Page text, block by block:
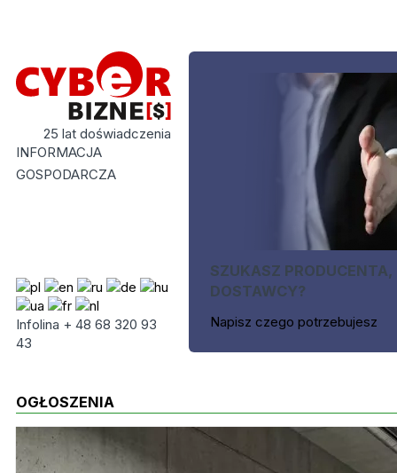
25 lat doświadczenia
INFORMACJA
GOSPODARCZA
Infolina + 48 68 320 93
43
SZUKASZ PRODUCENTA,
DOSTAWCY?
Napisz czego potrzebujesz
OGŁOSZENIA